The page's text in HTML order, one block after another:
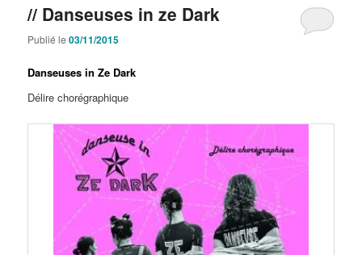
// Danseuses in ze Dark
Publié le03/11/2015
Danseuses in Ze Dark
Délire chorégraphique